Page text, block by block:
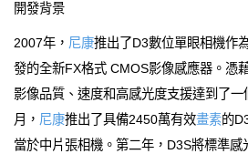
開發背景
2007年， 尼康推出了D3數位單眼相機作
發的全新FX格式 CMOS影像感應器。憑
影像品質、速度和高感光度支援達到了
月， 尼康推出了具備2450萬有效畫素的
當於中片張相機。第二年，D3S將標準